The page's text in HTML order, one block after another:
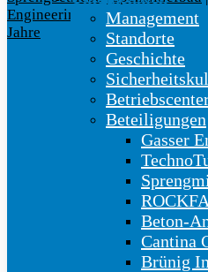
Management
Standorte
Geschichte
Beteiligungen
Gasser
Beton-
Cantina
Brünig
Engineering
|Betriebscenter|
Jahre